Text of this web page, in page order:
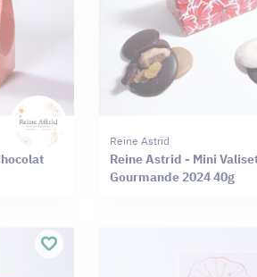
Reine Astrid
Reine Astrid - Mini
Gourmande 2024 40g